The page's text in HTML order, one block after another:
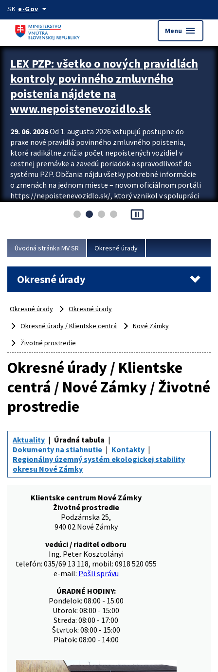
Preskocit na hlavný obsah
SK e-Govarrow_drop_down
Menu menu
Zastavit automatický posun upútavok
LEX PZP: všetko o nových pravidlách
kontroly povinného zmluvného
poistenia nájdete na
www.nepoistenevozidlo.sk
29. 06. 2026Od 1. augusta 2026 vstupujú postupne do
praxe nové pravidlá povinného zmluvného poistenia,
ktoré radikálne znížia počet nepoistených vozidiel v
cestnej premávke a zavedú poriadok a spravodlivosť do
systému PZP. Občania nájdu všetky potrebné informácie
o zmenách na jednom mieste – novom oficiálnom portáli
https://nepoistenevozidlo.sk/, ktorý vznikol v spolupráci
asociácie poisťovní (SLASPO) a Ministerstva vnútra SR.
Viac
pause_presentation
Úvodná stránka MV SR Okresné úrady
Okresné úrady
Okresné úrady
Okresné úrady
Okresné úrady / Klientske centrá
Nové Zámky
Životné prostredie
Okresné úrady / Klientske
centrá / Nové Zámky / Životné
prostredie
Aktuality
Úradná tabuľa
Dokumenty na stiahnutie
Kontakty
Regionálny územný systém ekologickej stability
okresu Nové Zámky
Klientske centrum Nové Zámky
Životné prostredie
Podzámska 25,
940 02 Nové Zámky
vedúci / riaditeľ odboru
Ing. Peter Kosztolányi
telefón: 035/69 13 118, mobil: 0918 520 055
e-mail: Pošli správu
ÚRADNÉ HODINY:
Pondelok: 08:00 - 15:00
Utorok: 08:00 - 15:00
Streda: 08:00 - 17:00
Štvrtok: 08:00 - 15:00
Piatok: 08:00 - 14:00